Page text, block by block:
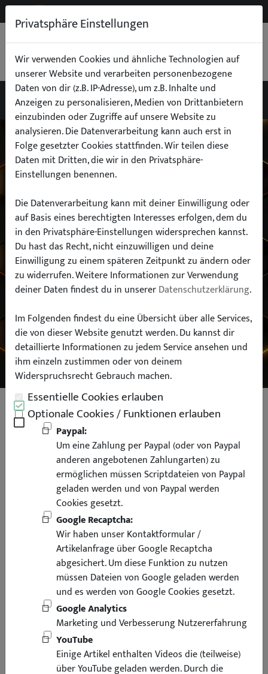
0,00 €
Wähle dein Auto
finde alle passenden Teile schnell und
einfach
Hersteller:
Modell:
SUCHEN
TA Technix Gewindefahrwerk
Sportfahrwerk für BMW E30 Limo
Touring Coupe Cabrio
Privatsphäre Einstellungen
Wir verwenden Cookies und ähnliche Technologien auf
unserer Website und verarbeiten personenbezogene
Daten von dir (z.B. IP-Adresse), um z.B. Inhalte und
Anzeigen zu personalisieren, Medien von Drittanbietern
einzubinden oder Zugriffe auf unsere Website zu
analysieren. Die Datenverarbeitung kann auch erst in
Folge gesetzter Cookies stattfinden. Wir teilen diese
Daten mit Dritten, die wir in den Privatsphäre-
Einstellungen benennen.
Die Datenverarbeitung kann mit deiner Einwilligung oder
auf Basis eines berechtigten Interesses erfolgen, dem du
in den Privatsphäre-Einstellungen widersprechen kannst.
Du hast das Recht, nicht einzuwilligen und deine
Einwilligung zu einem späteren Zeitpunkt zu ändern oder
zu widerrufen. Weitere Informationen zur Verwendung
deiner Daten findest du in unsererDatenschutzerklärung.
Im Folgenden findest du eine Übersicht über alle Services,
die von dieser Website genutzt werden. Du kannst dir
detaillierte Informationen zu jedem Service ansehen und
ihm einzeln zustimmen oder von deinem
Widerspruchsrecht Gebrauch machen.
Essentielle Cookies erlauben
Optionale Cookies / Funktionen erlauben
Paypal:
Um eine Zahlung per Paypal (oder von Paypal
anderen angebotenen Zahlungarten) zu
ermöglichen müssen Scriptdateien von Paypal
geladen werden und von Paypal werden
Cookies gesetzt.
Google Recaptcha:
Wir haben unser Kontaktformular /
Artikelanfrage über Google Recaptcha
abgesichert. Um diese Funktion zu nutzen
müssen Dateien von Google geladen werden
und es werden von Google Cookies gesetzt.
Google Analytics
Marketing und Verbesserung Nutzererfahrung
YouTube
Einige Artikel enthalten Videos die (teilweise)
über YouTube geladen werden. Durch die